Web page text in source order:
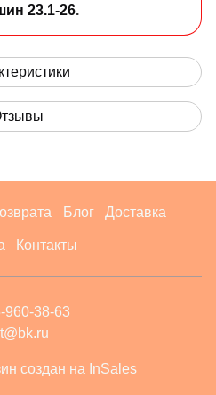
23.1-26.
Блог Доставка
Контакты
960-38-63
создан на InSales